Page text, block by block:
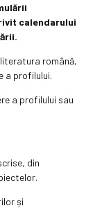
calendarului
română,
a profilului.
a profilului sau
din
și